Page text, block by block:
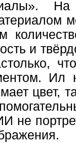
На
и
Ил
цвет,
не